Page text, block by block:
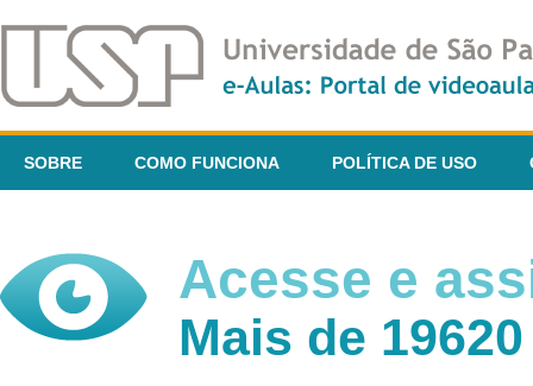
SOBRE COMO FUNCIONA POLÍTICA DE USO
Acesse e
Mais de